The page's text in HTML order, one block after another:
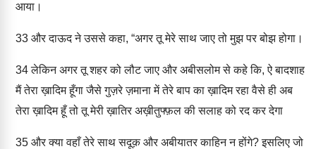
आया।
33 और दाऊद ने उससे कहा, “अगर तू मेरे साथ जाए तो मुझ पर बोझ होगा।
34लेकिन अगर तू शहर को लौट जाए और अबीसलोम से कहे कि, ऐ बादशाह
मैं तेरा ख़ादिम हूँगा जैसे गुज़रे ज़माना में तेरे बाप का ख़ादिम रहा वैसे ही अब
तेरा ख़ादिम हूँ तो तू मेरी ख़ातिर अख़ीतुफ्फ़ल की सलाह को रद कर देगा
35 और क्या वहाँ तेरे साथ सदूक़ और अबीयातर काहिन न होंगे? इसलिए जो